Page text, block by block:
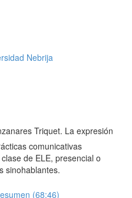
Nebrija
Triquet. La expresión
comunicativas
de ELE, presencial o
sinohablantes.
(68:46)